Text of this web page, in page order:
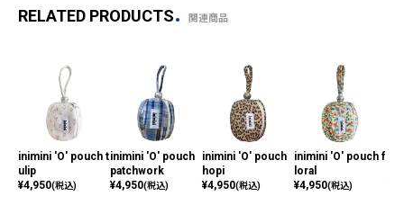
RELATED PRODUCTS 関連商品
inimini 'O' pouch t
ulip
¥4,950(税込)
inimini 'O' pouch
patchwork
¥4,950(税込)
inimini 'O' pouch
hopi
¥4,950(税込)
inimini 'O' pouch f
loral
¥4,950(税込)